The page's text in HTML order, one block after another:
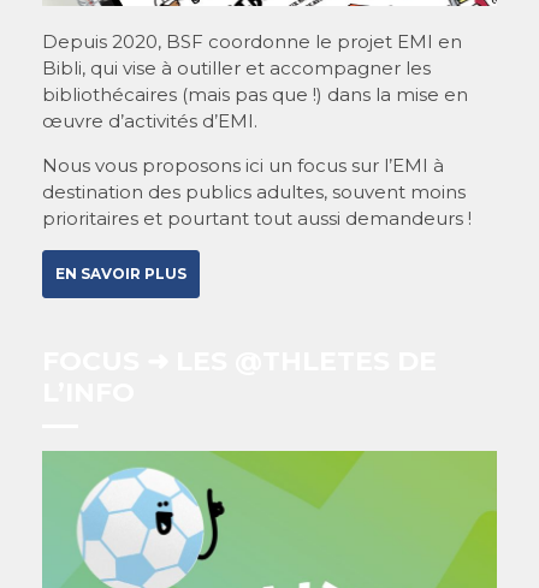
Depuis 2020, BSF coordonne le projet EMI en
Bibli, qui vise à outiller et accompagner les
bibliothécaires (mais pas que !) dans la mise en
œuvre d’activités d’EMI.
Nous vous proposons ici un focus sur l’EMI à
destination des publics adultes, souvent moins
prioritaires et pourtant tout aussi demandeurs !
EN SAVOIR PLUS